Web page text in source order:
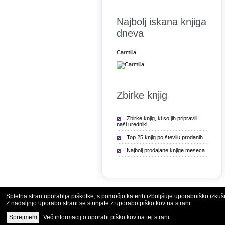
Spletna stran uporablja piškotke, s pomočjo katerih izboljšuje uporabniško
Z nadaljnjo uporabo strani se strinjate z uporabo piškotkov na strani.
Več informacij o uporabi piškotkov na tej strani
Najbolj iskana knjiga
dneva
Carmilla
Zbirke knjig
Zbirke knjig, ki so jih pripravili
naši uredniki
Top 25 knjig po številu prodanih
Najbolj prodajane knjige meseca
Copyright © 2010 -